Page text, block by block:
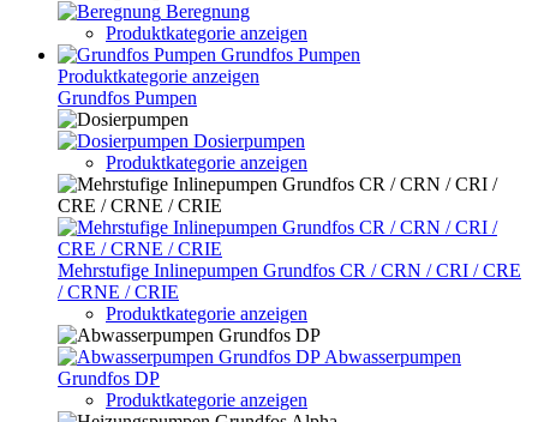
Beregnung
Produktkategorie anzeigen
Grundfos Pumpen
Produktkategorie anzeigen
Grundfos Pumpen
Dosierpumpen
Produktkategorie anzeigen
Mehrstufige Inlinepumpen Grundfos CR / CRN / CRI / CRE
/ CRNE / CRIE
Produktkategorie anzeigen
Abwasserpumpen
Grundfos DP
Produktkategorie anzeigen